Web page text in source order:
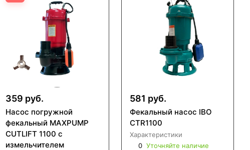
359 руб.
Насос погружной
фекальный MAXPUMP
CUTLIFT 1100 с
измельчителем
581 руб.
Фекальный насос IBO
CTR1100
Характеристики
0 Уточняйте наличие